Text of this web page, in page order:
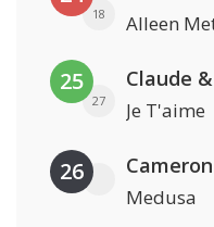
18 Alleen
25
27
Claude
Je T'aime
26
Medusa